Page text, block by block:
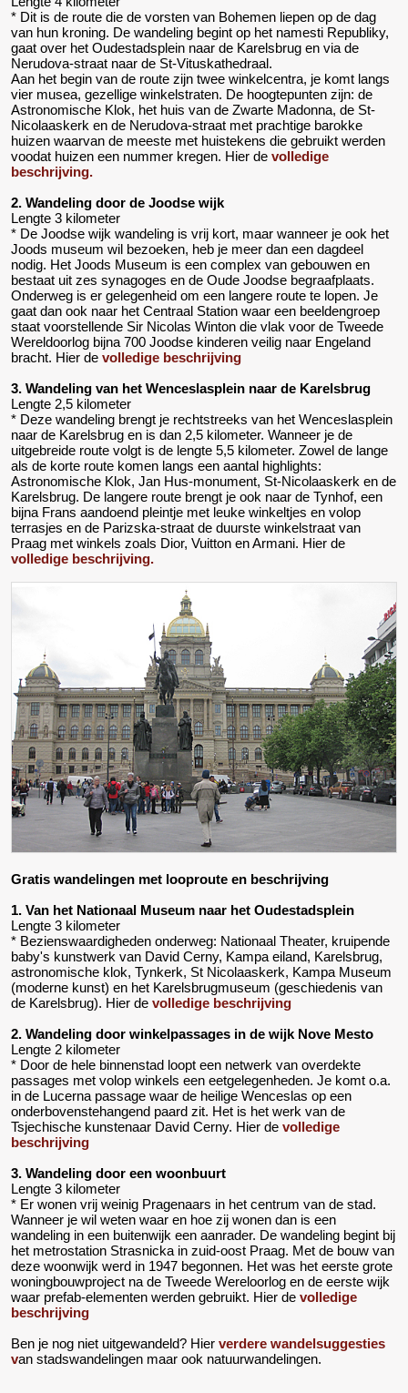
* Dit is de route die de vorsten van Bohemen liepen op de dag
van hun kroning. De wandeling begint op het namesti Republiky,
gaat over het Oudestadsplein naar de Karelsbrug en via de
Nerudova-straat naar de St-Vituskathedraal.
Aan het begin van de route zijn twee winkelcentra, je komt langs
vier musea, gezellige winkelstraten. De hoogtepunten zijn: de
Astronomische Klok, het huis van de Zwarte Madonna, de St-
Nicolaaskerk en de Nerudova-straat met prachtige barokke
huizen waarvan de meeste met huistekens die gebruikt werden
voodat huizen een nummer kregen. Hier de volledige
beschrijving.
2. Wandeling door de Joodse wijk
Lengte 3 kilometer
* De Joodse wijk wandeling is vrij kort, maar wanneer je ook het
Joods museum wil bezoeken, heb je meer dan een dagdeel
nodig. Het Joods Museum is een complex van gebouwen en
bestaat uit zes synagoges en de Oude Joodse begraafplaats.
Onderweg is er gelegenheid om een langere route te lopen. Je
gaat dan ook naar het Centraal Station waar een beeldengroep
staat voorstellende Sir Nicolas Winton die vlak voor de Tweede
Wereldoorlog bijna 700 Joodse kinderen veilig naar Engeland
bracht. Hier de volledige beschrijving
3. Wandeling van het Wenceslasplein naar de Karelsbrug
Lengte 2,5 kilometer
* Deze wandeling brengt je rechtstreeks van het Wenceslasplein
naar de Karelsbrug en is dan 2,5 kilometer. Wanneer je de
uitgebreide route volgt is de lengte 5,5 kilometer. Zowel de lange
als de korte route komen langs een aantal highlights:
Astronomische Klok, Jan Hus-monument, St-Nicolaaskerk en de
Karelsbrug. De langere route brengt je ook naar de Tynhof, een
bijna Frans aandoend pleintje met leuke winkeltjes en volop
terrasjes en de Parizska-straat de duurste winkelstraat van
Praag met winkels zoals Dior, Vuitton en Armani. Hier de
volledige beschrijving.
Gratis wandelingen met looproute en beschrijving
1. Van het Nationaal Museum naar het Oudestadsplein
Lengte 3 kilometer
* Bezienswaardigheden onderweg: Nationaal Theater, kruipende
baby's kunstwerk van David Cerny, Kampa eiland, Karelsbrug,
astronomische klok, Tynkerk, St Nicolaaskerk, Kampa Museum
(moderne kunst) en het Karelsbrugmuseum (geschiedenis van
de Karelsbrug). Hier de volledige beschrijving
2. Wandeling door winkelpassages in de wijk Nove Mesto
Lengte 2 kilometer
* Door de hele binnenstad loopt een netwerk van overdekte
passages met volop winkels een eetgelegenheden. Je komt o.a.
in de Lucerna passage waar de heilige Wenceslas op een
onderbovenstehangend paard zit. Het is het werk van de
Tsjechische kunstenaar David Cerny. Hier de volledige
beschrijving
3. Wandeling door een woonbuurt
Lengte 3 kilometer
* Er wonen vrij weinig Pragenaars in het centrum van de stad.
Wanneer je wil weten waar en hoe zij wonen dan is een
wandeling in een buitenwijk een aanrader. De wandeling begint bij
het metrostation Strasnicka in zuid-oost Praag. Met de bouw van
deze woonwijk werd in 1947 begonnen. Het was het eerste grote
woningbouwproject na de Tweede Wereloorlog en de eerste wijk
waar prefab-elementen werden gebruikt. Hier de volledige
beschrijving
Ben je nog niet uitgewandeld? Hier verdere wandelsuggesties
van stadswandelingen maar ook natuurwandelingen.